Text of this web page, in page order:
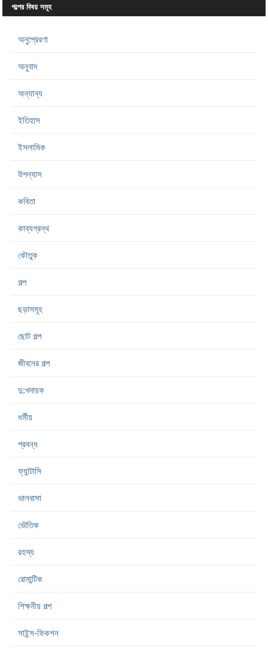
গল্পের বিষয় সমূহ
অনুপ্রেরণা
অনুবাদ
অন্যান্য
ইতিহাস
ইসলামিক
উপন্যাস
কবিতা
কাব্যগ্রন্থ
কৌতুক
গল্প
ছড়াসমূহ
ছোট গল্প
জীবনের গল্প
দু:খদায়ক
ধর্মীয়
প্রবন্ধ
ফ্যান্টাসি
ভালবাসা
ভৌতিক
রহস্য
রোমান্টিক
শিক্ষনীয় গল্প
সাইন্স-ফিকশন